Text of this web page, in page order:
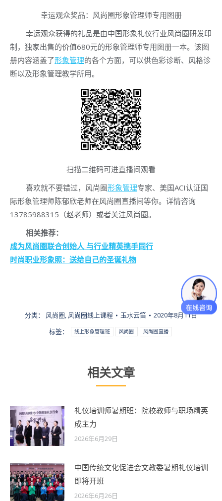
幸运观众奖品：风尚圈形象管理师专用图册
幸运观众获得的礼品是由中国形象礼仪行业风尚圈研发印
制，独家出售的价值680元的形象管理师专用图册一本。该图
册内容涵盖了形象管理的各个方面，可以供色彩诊断、风格诊
断以及形象管理教学所用。
扫描二维码可进直播间观看
喜欢就不要错过，风尚圈形象管理专家、美国ACI认证国
际形象管理师陈郁欣老师在风尚圈直播间等你。详情咨询
13785988315（赵老师）或者关注风尚圈。
相关推荐：
成为风尚圈联合创始人 与行业精英携手同行
时尚职业形象照：送给自己的圣诞礼物
分类： 风尚圈, 风尚圈线上课程 玉水云笛
2020年8月11日
标签：
线上形象管理班 风尚圈 风尚圈直播
相关文章
礼仪培训师暑期班：院校教师与职场精英
成主力
2026年6月29日
中国传统文化促进会文教委暑期礼仪培训
即将开班
2026年6月26日